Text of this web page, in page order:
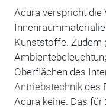
Acura verspricht die
Kunststoffe. Zudem
Oberflächen des
Antriebstechnikdes
Acura keine. Das für